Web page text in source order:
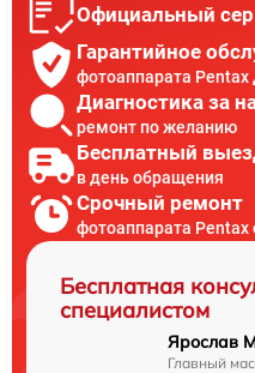
Официальный
Гарантийное
фотоаппарата Pentax
Диагностика за
ремонт по желанию
Бесплатный
в день обращения
Срочный ремонт
фотоаппарата Pentax
Бесплатная
специалистом
Ярослав
Главный